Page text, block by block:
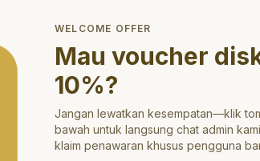
WELCOME OFFER
Mau voucher
10%?
Jangan lewatkan kesempatan—klik
bawah untuk langsung chat admin
klaim penawaran khusus pengguna